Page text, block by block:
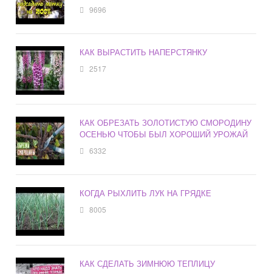
9696
КАК ВЫРАСТИТЬ НАПЕРСТЯНКУ
2517
КАК ОБРЕЗАТЬ ЗОЛОТИСТУЮ СМОРОДИНУ
ОСЕНЬЮ ЧТОБЫ БЫЛ ХОРОШИЙ УРОЖАЙ
6332
КОГДА РЫХЛИТЬ ЛУК НА ГРЯДКЕ
8005
КАК СДЕЛАТЬ ЗИМНЮЮ ТЕПЛИЦУ